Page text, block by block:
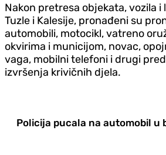
Nakon pretresa objekata, vozila
Tuzle i Kalesije, pronađeni su
automobili, motocikl, vatreno
okvirima i municijom, novac,
vaga, mobilni telefoni i drugi
izvršenja krivičnih djela.
Policija pucala na automobil u